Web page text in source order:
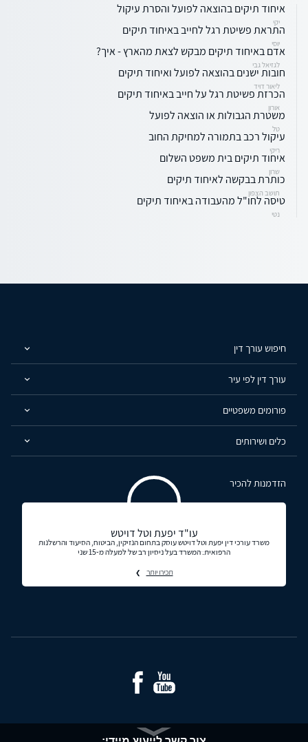
איחוד תיקים בהוצאה לפועל והסרת עיקול
יקי
התראת פשיטת רגל לחייב באיחוד תיקים
יוסי
אדם באיחוד תיקים מבקש לצאת מהארץ - איך?
לגזיאל גבי
חובות ישנים בהוצאה לפועל ואיחוד תיקים
ליאור דויד
הכרזת פשיטת רגל על חייב באיחוד תיקים
אורון
משטרת הגבולות או הוצאה לפועל
טל
עיקול רכב בתמורה למחיקת החוב
ריקי
איחוד תיקים בית משפט השלום
שרון
כותרת בבקשה לאיחוד תיקים
תושב הצפון
טיסה לחו"ל מהעבודה באיחוד תיקים
נטי
חיפוש עורך דין
עורך דין לפי עיר
פורומים משפטיים
כלים ושירותים
הזדמנות להכיר
עו"ד יפעת וטל דויטש
משרד עורכי דין יפעת וטל דויטש עוסק בתחום הנזיקין, הביטוח, הסיעוד והרשלנות
הרפואית. המשרד בעל ניסיון רב של למעלה מ-15 שני
תכירו יותר